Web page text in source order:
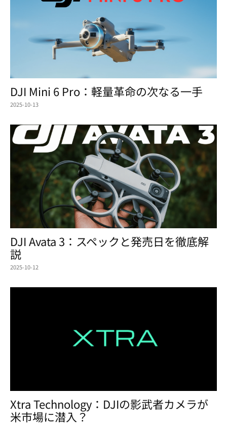
DJI Mini 6 Pro：軽量革命の次なる一手
2025-10-13
DJI Avata 3：スペックと発売日を徹底解
説
2025-10-12
Xtra Technology：DJIの影武者カメラが
米市場に潜入？